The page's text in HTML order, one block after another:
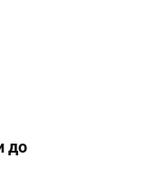
до